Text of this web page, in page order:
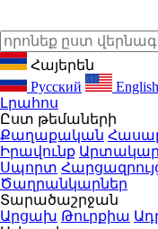
Հայերեն
Русский
English
Լրահոս
Ըստ թեմաների
Քաղաքական
Իրավունք
Սպորտ
Ծաղրանկարներ
Տարածաշրջան
Արցախ Թուրքիա